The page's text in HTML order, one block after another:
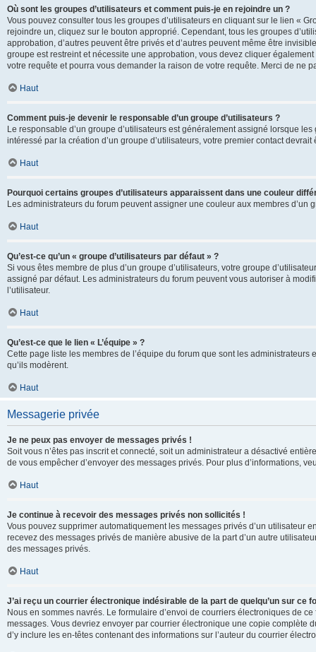
Où sont les groupes d’utilisateurs et comment puis-je en rejoindre un ?
Vous pouvez consulter tous les groupes d’utilisateurs en cliquant sur le lien «
rejoindre un, cliquez sur le bouton approprié. Cependant, tous les groupes
approbation, d’autres peuvent être privés et d’autres peuvent même être
groupe est restreint et nécessite une approbation, vous devez cliquer
votre requête et pourra vous demander la raison de votre requête. Merci de ne
Haut
Comment puis-je devenir le responsable d’un groupe d’utilisateurs ?
Le responsable d’un groupe d’utilisateurs est généralement assigné lorsque
intéressé par la création d’un groupe d’utilisateurs, votre premier contact
Haut
Pourquoi certains groupes d’utilisateurs apparaissent dans une couleur
Les administrateurs du forum peuvent assigner une couleur aux membres d’un
Haut
Qu’est-ce qu’un « groupe d’utilisateurs par défaut » ?
Si vous êtes membre de plus d’un groupe d’utilisateurs, votre groupe
assigné par défaut. Les administrateurs du forum peuvent vous autoriser à
l’utilisateur.
Haut
Qu’est-ce que le lien « L’équipe » ?
Cette page liste les membres de l’équipe du forum que sont les
qu’ils modèrent.
Haut
Messagerie privée
Je ne peux pas envoyer de messages privés !
Soit vous n’êtes pas inscrit et connecté, soit un administrateur a désactivé
de vous empêcher d’envoyer des messages privés. Pour plus d’informations,
Haut
Je continue à recevoir des messages privés non sollicités !
Vous pouvez supprimer automatiquement les messages privés d’un utilisateur
recevez des messages privés de manière abusive de la part d’un autre
des messages privés.
Haut
J’ai reçu un courrier électronique indésirable de la part de quelqu’un sur ce
Nous en sommes navrés. Le formulaire d’envoi de courriers électroniques de
messages. Vous devriez envoyer par courrier électronique une copie complète
d’y inclure les en-têtes contenant des informations sur l’auteur du courrier